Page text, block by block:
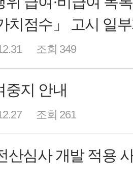
치점수」 고시 일
조회 349
중지 안내
조회 261
산심사 개발 적용